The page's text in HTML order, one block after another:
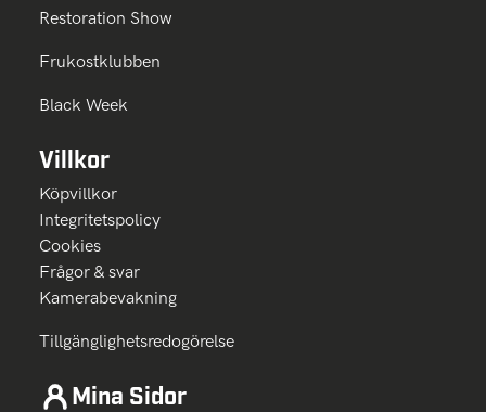
Restoration Show
Frukostklubben
Black Week
Villkor
Köpvillkor
Integritetspolicy
Cookies
Frågor & svar
Kamerabevakning
Tillgänglighetsredogörelse
Mina Sidor